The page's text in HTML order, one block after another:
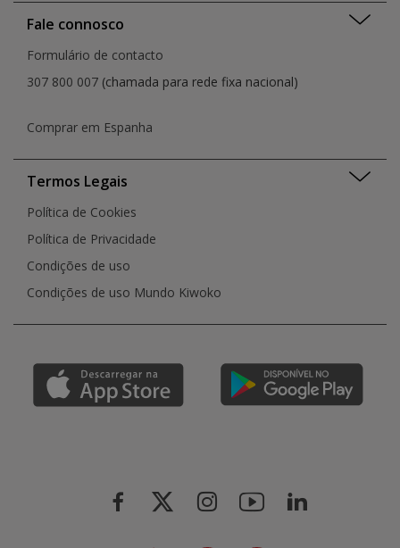
Fale connosco
Formulário de contacto
307 800 007 (chamada para rede fixa nacional)
Comprar em Espanha
Termos Legais
Política de Cookies
Política de Privacidade
Condições de uso
Condições de uso Mundo Kiwoko